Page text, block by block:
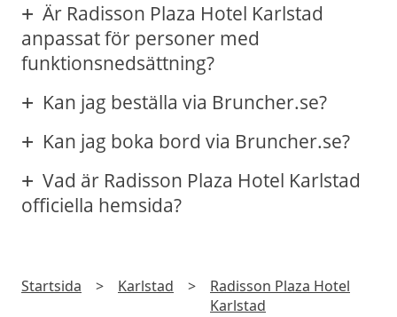
Är Radisson Plaza Hotel Karlstad
anpassat för personer med
funktionsnedsättning?
Kan jag beställa via Bruncher.se?
Kan jag boka bord via Bruncher.se?
Vad är Radisson Plaza Hotel Karlstad
officiella hemsida?
Startsida > Karlstad >
Radisson Plaza Hotel
Karlstad